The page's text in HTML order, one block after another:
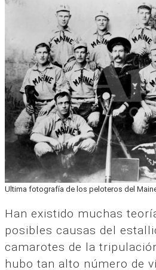
Ultima fotografía de los peloteros del
Han existido muchas
posibles causas del
camarotes de la
hubo tan alto número de